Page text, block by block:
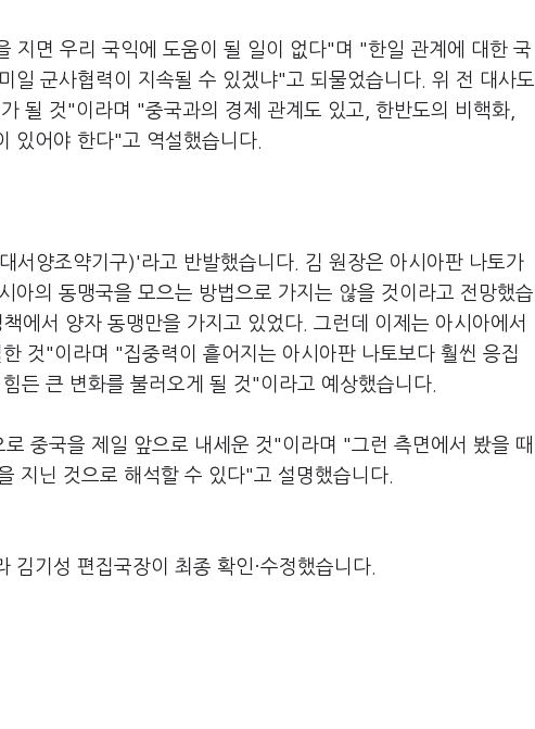
지면 우리 국익에 도움이 될 일이 없다"며 "한일 관계에 대한 국
일 군사협력이 지속될 수 있겠냐"고 되물었습니다. 위 전 대사도
될 것"이라며 "중국과의 경제 관계도 있고, 한반도의 비핵화,
있어야 한다"고 역설했습니다.
서양조약기구)'라고 반발했습니다. 김 원장은 아시아판 나토가
아의 동맹국을 모으는 방법으로 가지는 않을 것이라고 전망했습
에서 양자 동맹만을 가지고 있었다. 그런데 이제는 아시아에서
것"이라며 "집중력이 흩어지는 아시아판 나토보다 훨씬 응집
든 큰 변화를 불러오게 될 것"이라고 예상했습니다.
중국을 제일 앞으로 내세운 것"이라며 "그런 측면에서 봤을 때
지닌 것으로 해석할 수 있다"고 설명했습니다.
기성 편집국장이 최종 확인·수정했습니다.